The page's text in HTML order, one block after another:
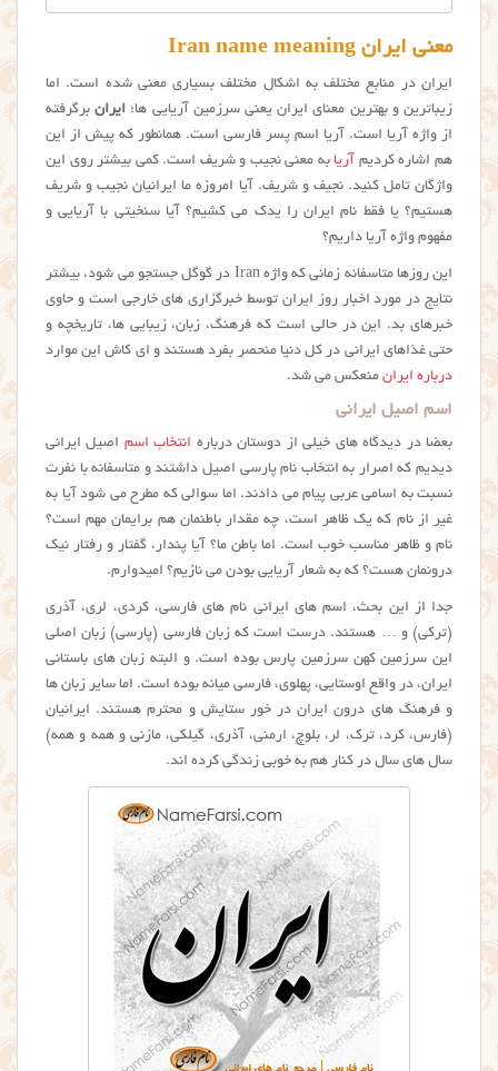
معنی ایران Iran name meaning
ایران در منابع مختلف به اشکال مختلف بسیاری معنی شده است. اما
زیباترین و بهترین معنای ایران یعنی سرزمین آریایی ها؛ ایرانبرگرفته
از واژه آریا است. آریا اسم پسر فارسی است. همانطور که پیش از این
هم اشاره کردیم آریابه معنی نجیب و شریف است. کمی بیشتر روی این
واژگان تامل کنید. نجیف و شریف. آیا امروزه ما ایرانیان نجیب و شریف
هستیم؟ یا فقط نام ایران را یدک می کشیم؟ آیا سنخیتی با آریایی و
مفهوم واژه آریا داریم؟
این روزها متاسفانه زمانی که واژه Iran در گوگل جستجو می شود، بیشتر
نتایج در مورد اخبار روز ایران توسط خبرگزاری های خارجی است و حاوی
خبرهای بد. این در حالی است که فرهنگ، زبان، زیبایی ها، تاریخچه و
حتی غذاهای ایرانی در کل دنیا منحصر بفرد هستند و ای کاش این موارد
درباره ایران منعکس می شد.
اسم اصیل ایرانی
بعضا در دیدگاه های خیلی از دوستان درباره انتخاب اسم اصیل ایرانی
دیدیم که اصرار به انتخاب نام پارسی اصیل داشتند و متاسفانه با نفرت
نسبت به اسامی عربی پیام می دادند. اما سوالی که مطرح می شود آیا به
غیر از نام که یک ظاهر است، چه مقدار باطنمان هم برایمان مهم است؟
نام و ظاهر مناسب خوب است. اما باطن ما؟ آیا پندار، گفتار و رفتار نیک
درونمان هست؟ که به شعار آریایی بودن می نازیم؟ امیدوارم.
جدا از این بحث، اسم های ایرانی نام های فارسی، کردی، لری، آذری
(ترکی) و … هستند. درست است که زبان فارسی (پارسی) زبان اصلی
این سرزمین کهن سرزمین پارس بوده است. و البته زبان های باستانی
ایران، در واقع اوستایی، پهلوی، فارسی میانه بوده است. اما سایر زبان ها
و فرهنگ های درون ایران در خور ستایش و محترم هستند. ایرانیان
(فارس، کرد، ترک، لر، بلوچ، ارمنی، آذری، گیلکی، مازنی و همه و همه)
سال های سال در کنار هم به خوبی زندگی کرده اند.